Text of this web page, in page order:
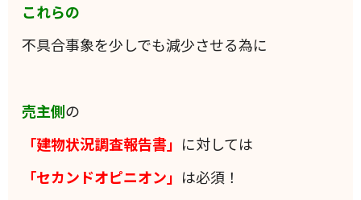
これらの
不具合事象を少しでも減少させる為に
売主側の
「建物状況調査報告書」 に対しては
「セカンドオピニオン」 は必須！